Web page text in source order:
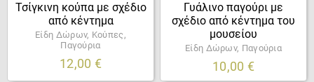
Τσίγκινη κούπα με σχέδιο
από κέντημα
Είδη Δώρων, Κούπες,
Παγούρια
12,00 €
Γυάλινο παγούρι με
σχέδιο από κέντημα του
μουσείου
Είδη Δώρων, Παγούρια
10,00 €